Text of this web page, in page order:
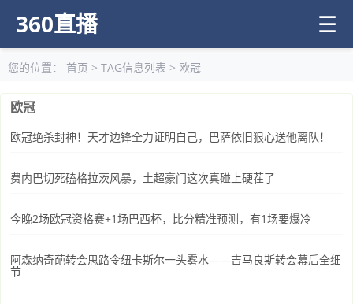
360直播 ☰
您的位置： 首页 > TAG信息列表 > 欧冠
欧冠
欧冠绝杀封神！天才边锋全力证明自己，巴萨依旧狠心送他离队！
费内巴切死磕格拉茨风暴，土超豪门这次真碰上硬茬了
今晚2场欧冠资格赛+1场巴西杯，比分精准预测，有1场要爆冷
阿森纳奇葩转会思路令纽卡斯尔一头雾水——吉马良斯转会幕后全细
节